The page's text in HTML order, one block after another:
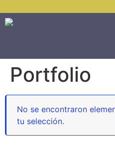
Portfolio
No se encontraron
tu selección.